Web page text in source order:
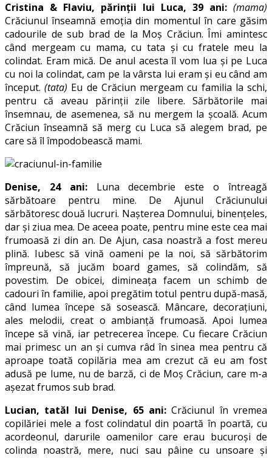
Cristina & Flaviu, părinții lui Luca, 39 ani: (mama)
Crăciunul înseamnă emoția din momentul în care găsim
cadourile de sub brad de la Moș Crăciun. Îmi amintesc
când mergeam cu mama, cu tata și cu fratele meu la
colindat. Eram mică. De anul acesta îl vom lua și pe Luca
cu noi la colindat, cam pe la vârsta lui eram și eu când am
început.(tata) Eu de Crăciun mergeam cu familia la schi,
pentru că aveau părinții zile libere. Sărbătorile mai
însemnau, de asemenea, să nu mergem la școală. Acum
Crăciun înseamnă să merg cu Luca să alegem brad, pe
care să îl împodobească mami.
Denise, 24 ani:Luna decembrie este o întreagă
sărbătoare pentru mine. De Ajunul Crăciunului
sărbătoresc două lucruri. Nașterea Domnului, binențeles,
dar și ziua mea. De aceea poate, pentru mine este cea mai
frumoasă zi din an. De Ajun, casa noastră a fost mereu
plină. Iubesc să vină oameni pe la noi, să sărbătorim
împreună, să jucăm board games, să colindăm, să
povestim. De obicei, dimineața facem un schimb de
cadouri în familie, apoi pregătim totul pentru după-masă,
când lumea începe să sosească. Mâncare, decorațiuni,
ales melodii, creat o ambianță frumoasă. Apoi lumea
începe să vină, iar petrecerea începe. Cu fiecare Crăciun
mai primesc un an și cumva râd în sinea mea pentru că
aproape toată copilăria mea am crezut că eu am fost
adusă pe lume, nu de barză, ci de Moș Crăciun, care m-a
așezat frumos sub brad.
Lucian, tatăl lui Denise, 65 ani:Crăciunul în vremea
copilăriei mele a fost colindatul din poartă în poartă, cu
acordeonul, darurile oamenilor care erau bucuroși de
colinda noastră, mere, nuci sau pâine cu unsoare și